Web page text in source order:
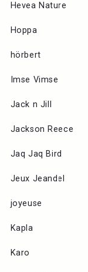
Hevea Nature
Hoppa
hörbert
Imse Vimse
Jack n Jill
Jackson Reece
Jaq Jaq Bird
Jeux Jeandel
joyeuse
Kapla
Karo